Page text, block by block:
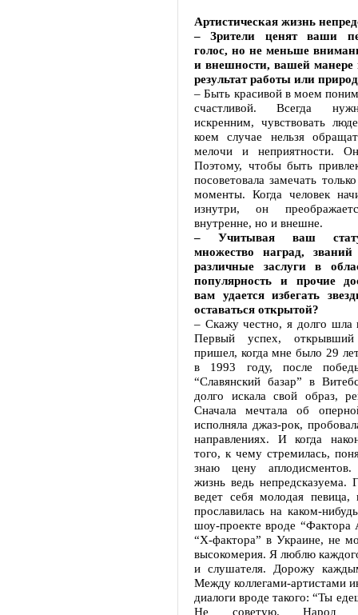
Артистическая жизнь
– Зрители ценят ваши
голос, но не меньше
и внешности, вашей манере
результат работы или
– Быть красивой в моем
счастливой. Всегда
искренним, чувствовать
коем случае нельзя
мелочи и неприятности.
Поэтому, чтобы быть
посоветовала замечать
моменты. Когда человек
изнутри, он
внутренне, но и внешне.
– Учитывая ваш
множество наград,
различные заслуги в
популярность и прочие
вам удается избегать
оставаться открытой?
– Скажу честно, я долго шла
Первый успех,
пришел, когда мне было 29
в 1993 году, после
“Славянский базар” в
долго искала свой образ,
Сначала мечтала об
исполняла джаз-рок,
направлениях. И когда
того, к чему стремилась,
знаю цену аплодисментов.
жизнь ведь непредсказуема.
ведет себя молодая певица,
прославилась на каком-
шоу-проекте вроде “Фактора
“X-фактора” в Украине, не
высокомерия. Я люблю
и слушателя. Дорожу
Между коллегами-артистами
диалоги вроде такого: “Ты
Не советую. Народ